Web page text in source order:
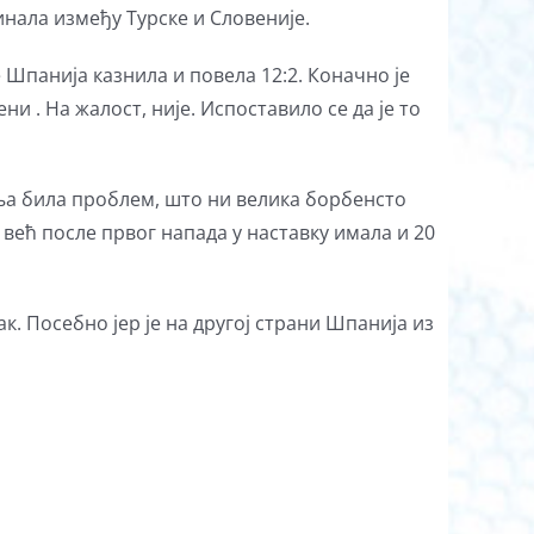
између Турске и Словеније.
казнила и повела 12:2. Коначно је
. На жалост, није. Испоставило се да је то
била проблем, што ни велика борбенсто
после првог напада у наставку имала и 20
јер је на другој страни Шпанија из